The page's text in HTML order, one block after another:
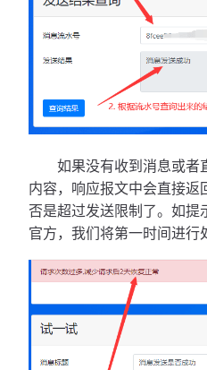
如果没有收到消息或者
内容，响应报文中会直接返
否是超过发送限制了。如提
官方，我们将第一时间进行